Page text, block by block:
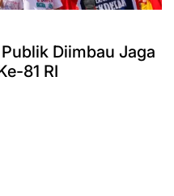
Diimbau Jaga
81 RI